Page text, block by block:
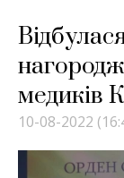
медиків
10-08-2022